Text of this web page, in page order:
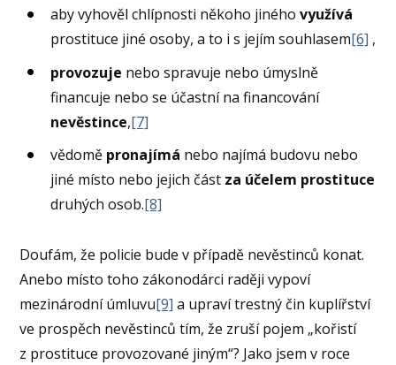
aby vyhověl chlípnosti někoho jinéhovyužívá
prostituce jiné osoby, a to i s jejím souhlasem[6] ,
provozuje nebo spravuje nebo úmyslně
financuje nebo se účastní na financování
nevěstince,[7]
vědomě pronajímá nebo najímá budovu nebo
jiné místo nebo jejich část za účelem prostituce
druhých osob.[8]
Doufám, že policie bude v případě nevěstinců konat.
Anebo místo toho zákonodárci raději vypoví
mezinárodní úmluvu[9] a upraví trestný čin kuplířství
ve prospěch nevěstinců tím, že zruší pojem „kořistí
z prostituce provozované jiným“? Jako jsem v roce